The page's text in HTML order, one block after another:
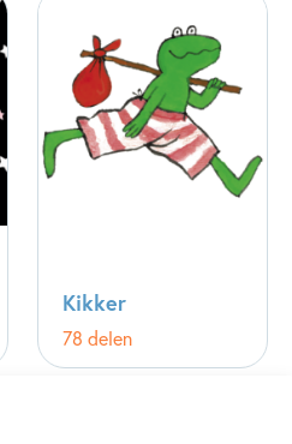
Kikker
78 delen